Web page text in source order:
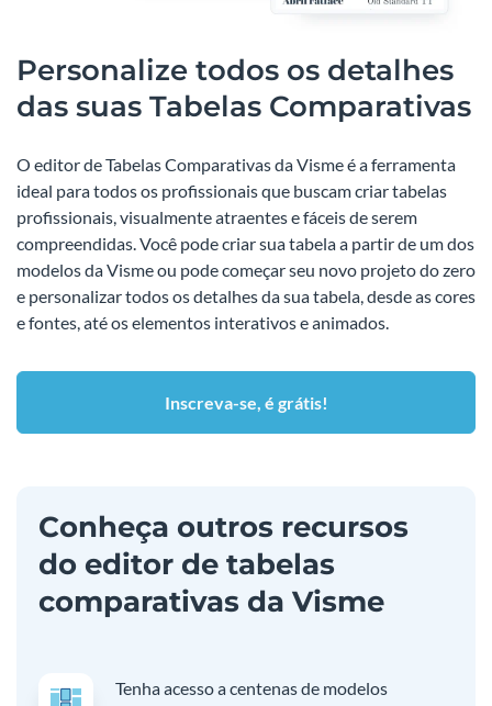
Personalize todos os detalhes
das suas Tabelas Comparativas
O editor de Tabelas Comparativas da Visme é a ferramenta
ideal para todos os profissionais que buscam criar tabelas
profissionais, visualmente atraentes e fáceis de serem
compreendidas. Você pode criar sua tabela a partir de um dos
modelos da Visme ou pode começar seu novo projeto do zero
e personalizar todos os detalhes da sua tabela, desde as cores
e fontes, até os elementos interativos e animados.
Inscreva-se, é grátis!
Conheça outros recursos
do editor de tabelas
comparativas da Visme
Tenha acesso a centenas de modelos